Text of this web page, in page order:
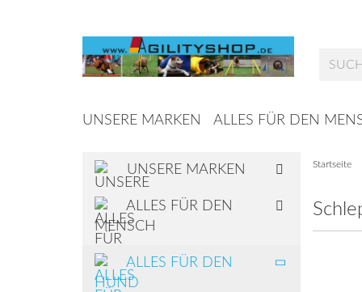
UNSERE MARKEN ALLES FÜR DEN
Startseite
UNSERE MARKEN
ALLES FÜR DEN
MENSCH
ALLES FÜR DEN
HUND